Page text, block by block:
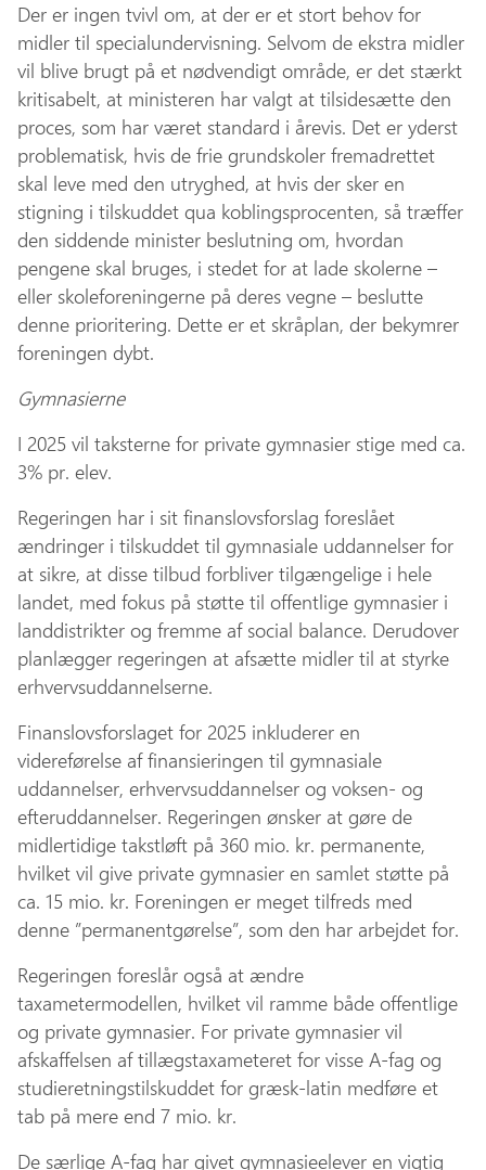
Der er ingen tvivl om, at der er et stort behov for
midler til specialundervisning. Selvom de ekstra midler
vil blive brugt på et nødvendigt område, er det stærkt
kritisabelt, at ministeren har valgt at tilsidesætte den
proces, som har været standard i årevis. Det er yderst
problematisk, hvis de frie grundskoler fremadrettet
skal leve med den utryghed, at hvis der sker en
stigning i tilskuddet qua koblingsprocenten, så træffer
den siddende minister beslutning om, hvordan
pengene skal bruges, i stedet for at lade skolerne –
eller skoleforeningerne på deres vegne – beslutte
denne prioritering. Dette er et skråplan, der bekymrer
foreningen dybt.
Gymnasierne
I 2025 vil taksterne for private gymnasier stige med ca.
3% pr. elev.
Regeringen har i sit finanslovsforslag foreslået
ændringer i tilskuddet til gymnasiale uddannelser for
at sikre, at disse tilbud forbliver tilgængelige i hele
landet, med fokus på støtte til offentlige gymnasier i
landdistrikter og fremme af social balance. Derudover
planlægger regeringen at afsætte midler til at styrke
erhvervsuddannelserne.
Finanslovsforslaget for 2025 inkluderer en
videreførelse af finansieringen til gymnasiale
uddannelser, erhvervsuddannelser og voksen- og
efteruddannelser. Regeringen ønsker at gøre de
midlertidige takstløft på 360 mio. kr. permanente,
hvilket vil give private gymnasier en samlet støtte på
ca. 15 mio. kr. Foreningen er meget tilfreds med
denne ”permanentgørelse”, som den har arbejdet for.
Regeringen foreslår også at ændre
taxametermodellen, hvilket vil ramme både offentlige
og private gymnasier. For private gymnasier vil
afskaffelsen af tillægstaxameteret for visse A-fag og
studieretningstilskuddet for græsk-latin medføre et
tab på mere end 7 mio. kr.
De særlige A-fag har givet gymnasieelever en vigtig